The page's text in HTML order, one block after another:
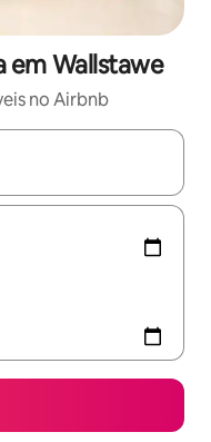
em Wallstawe
no Airbnb
explore-os